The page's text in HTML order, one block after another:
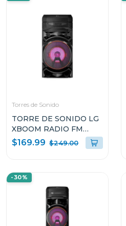
Torres de Sonido
TORRE DE SONIDO LG
XBOOM RADIO FM
MULTI BLUETOOTH
SUPER BASS BOOST
$169.99 $249.00
-30%